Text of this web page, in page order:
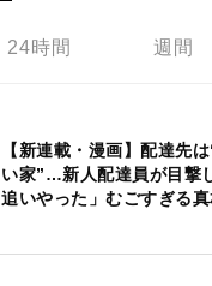
24時間 週間
【新連載・漫画】配達先
い家”…新人配達員が目撃
追いやった」むごすぎる真